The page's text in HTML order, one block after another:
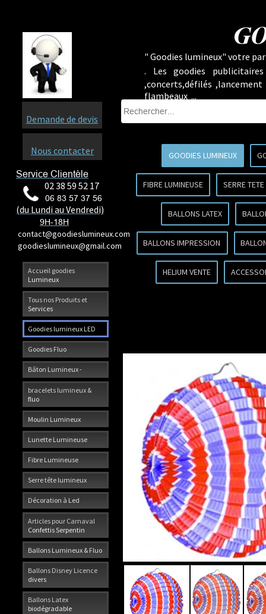
Accueil goodies
Lumineux
Tous nos Produits et
Services
Goodies lumineux LED
Goodies Fluo
Bâton Lumineux -
bracelets lumineux &
fluo
Moulin Lumineux
Lunette Lumineuse
Fibre Lumineuse
Serre tête lumineux
Décoration à Led
Articles pour Carnaval
Confettis Serpentin
Ballons Lumineux & Fluo
Ballons Disney Licence
divers
Ballons Latex
biodégradable
Service Clientèle
02 38 59 52 17
06 83 57 37 56
(du Lundi au Vendredi)
9H-18H
contact@goodieslumineux.com
goodieslumineux@gmail.com
Demande de devis
Nous contacter
" Goodies lumineux" votre
. Les goodies
,concerts,défilés
flambeaux ...
GOODIES LUMINEUX
FIBRE LUMINEUSE SERRE TETE
BALLONS LATEX
BALLONS IMPRESSION
HELIUM VENTE